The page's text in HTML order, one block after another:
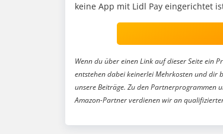
keine App mit Lidl Pay eingerichtet
Wenn du über einen Link auf dieser Seite ein
entstehen dabei keinerlei Mehrkosten und dir
unsere Beiträge. Zu den Partnerprogrammen
Amazon-Partner verdienen wir an